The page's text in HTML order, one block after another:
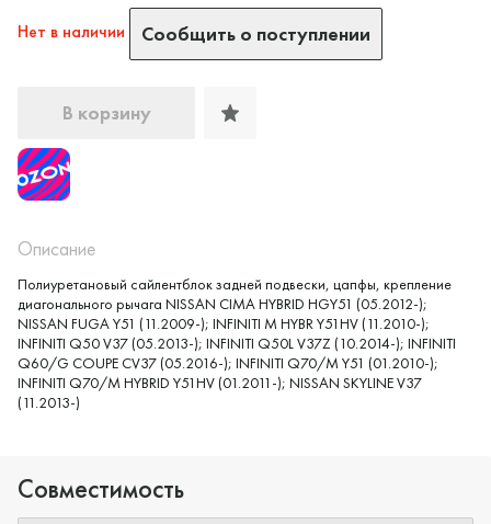
Нет в наличии Сообщить о поступлении
В корзину
Описание
Полиуретановый сайлентблок задней подвески, цапфы, крепление
диагонального рычага NISSAN CIMA HYBRID HGY51 (05.2012-);
NISSAN FUGA Y51 (11.2009-); INFINITI M HYBR Y51HV (11.2010-);
INFINITI Q50 V37 (05.2013-); INFINITI Q50L V37Z (10.2014-); INFINITI
Q60/G COUPE CV37 (05.2016-); INFINITI Q70/M Y51 (01.2010-);
INFINITI Q70/M HYBRID Y51HV (01.2011-); NISSAN SKYLINE V37
(11.2013-)
Совместимость